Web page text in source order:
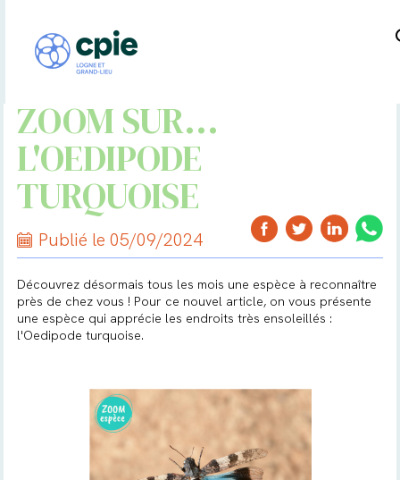
ZOOM SUR...
L'OEDIPODE
TURQUOISE
Publié le 05/09/2024
Découvrez désormais tous les mois une espèce à reconnaître
près de chez vous ! Pour ce nouvel article, on vous présente
une espèce qui apprécie les endroits très ensoleillés :
l'Oedipode turquoise.